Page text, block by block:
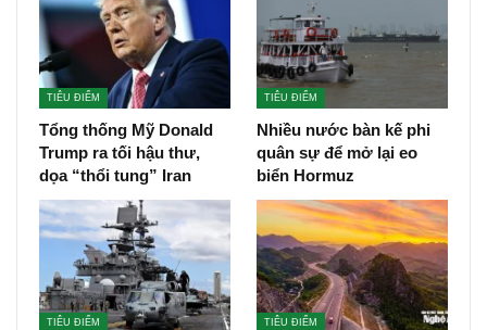
TIÊU ĐIỂM
Tổng thống Mỹ Donald
Trump ra tối hậu thư,
dọa “thổi tung” Iran
TIÊU ĐIỂM
Nhiều nước bàn kế phi
quân sự để mở lại eo
biển Hormuz
TIÊU ĐIỂM TIÊU ĐIỂM